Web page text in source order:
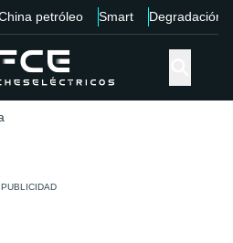
petróleo Smart Degradación